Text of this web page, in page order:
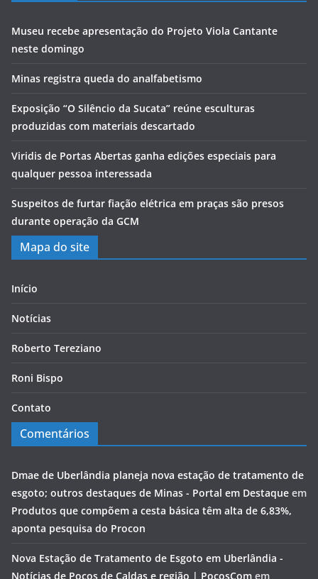
Museu recebe apresentação do Projeto Viola Cantante
neste domingo
Minas registra queda do analfabetismo
Exposição “O Silêncio da Sucata” reúne esculturas
produzidas com materiais descartado
Viridis de Portas Abertas ganha edições especiais para
qualquer pessoa interessada
Suspeitos de furtar fiação elétrica em praças são presos
durante operação da GCM
Mapa do site
Início
Notícias
Roberto Tereziano
Roni Bispo
Contato
Comentários
Dmae de Uberlândia planeja nova estação de tratamento de
esgoto; outros destaques de Minas - Portal em Destaque em
Produtos que compõem a cesta básica têm alta de 6,83%,
aponta pesquisa do Procon
Nova Estação de Tratamento de Esgoto em Uberlândia -
Notícias de Poços de Caldas e região | PocosCom em